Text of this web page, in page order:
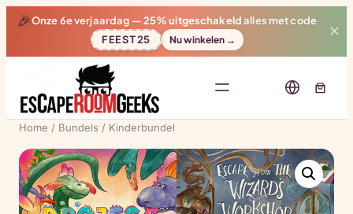
🎉Onze 6e verjaardag —25% uitgeschakeldalles met code
FEEST25
Nu winkelen →
✕
Home / Bundels / Kinderbundel